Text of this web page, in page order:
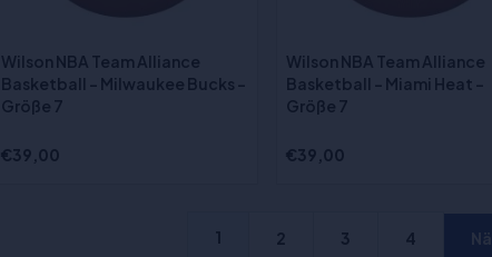
Wilson NBA Team Alliance
Basketball - Milwaukee Bucks -
Größe 7
€39,00
Wilson NBA Team Alliance
Basketball - Miami Heat -
Größe 7
€39,00
1 2 3 4